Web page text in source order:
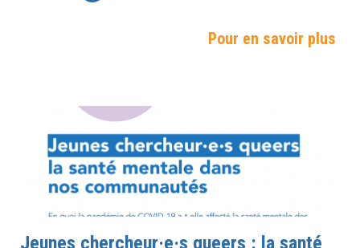
Pour en savoir plus
Jeunes chercheur·e·s queers : la santé